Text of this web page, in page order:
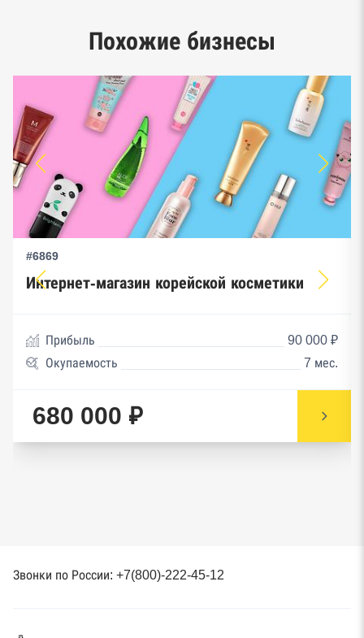
предпринимательства ФНС
Похожие бизнесы
#6869
Интернет-магазин корейской косметики
Прибыль
90 000 ₽
Окупаемость
7 мес.
680 000 ₽
Звонки по России: +7(800)-222-45-12